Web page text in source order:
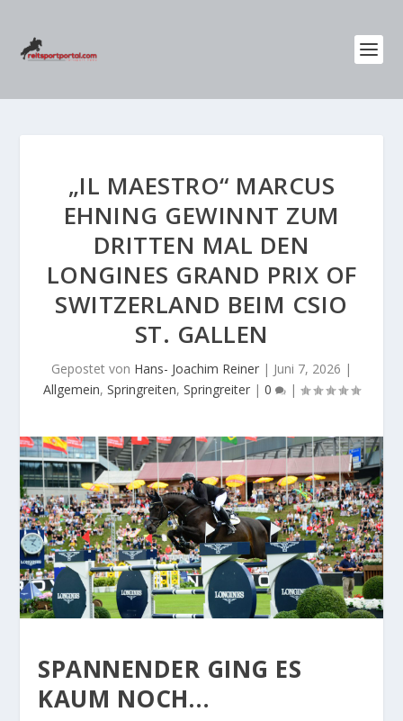
„IL MAESTRO“ MARCUS
EHNING GEWINNT ZUM
DRITTEN MAL DEN
LONGINES GRAND PRIX OF
SWITZERLAND BEIM CSIO
ST. GALLEN
Gepostet von Hans- Joachim Reiner | Juni 7, 2026 |
Allgemein, Springreiten, Springreiter | 0 |
SPANNENDER GING ES
KAUM NOCH…